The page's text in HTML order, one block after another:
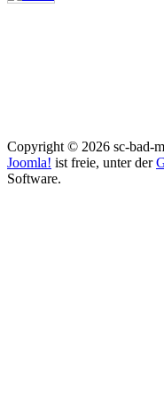
Copyright © 2026 sc-bad-
Joomla! ist freie, unter der
Software.